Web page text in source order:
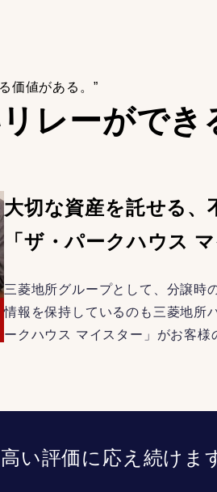
価値がある。”
レーができ
大切な資産を託せる
「ザ・パークハウス
三菱地所グループとして、分譲時
情報を保持しているのも三菱地所
ークハウス マイスター」がお客様
い評価に応え続けま